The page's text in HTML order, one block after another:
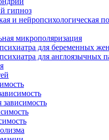
гипноз
и нейропсихологическая
микрополяризация
для беременных
для англоязычных
зависимость